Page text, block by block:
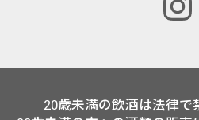
20歳未満の飲酒は法律で